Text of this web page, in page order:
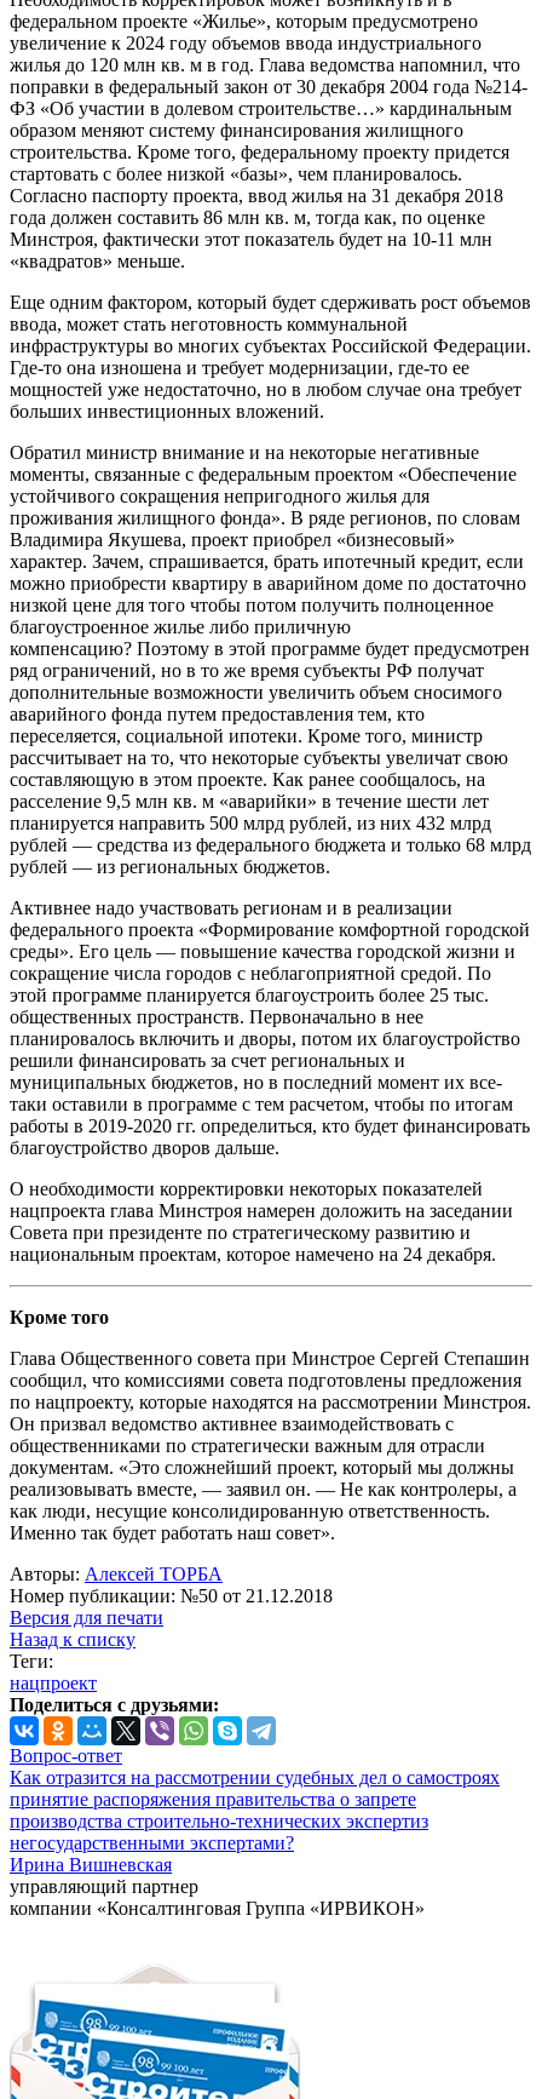
федеральном проекте «Жилье», которым предусмотрено
увеличение к 2024 году объемов ввода индустриального
жилья до 120 млн кв. м в год. Глава ведомства напомнил, что
поправки в федеральный закон от 30 декабря 2004 года №214-
ФЗ «Об участии в долевом строительстве…» кардинальным
образом меняют систему финансирования жилищного
строительства. Кроме того, федеральному проекту придется
стартовать с более низкой «базы», чем планировалось.
Согласно паспорту проекта, ввод жилья на 31 декабря 2018
года должен составить 86 млн кв. м, тогда как, по оценке
Минстроя, фактически этот показатель будет на 10-11 млн
«квадратов» меньше.
Еще одним фактором, который будет сдерживать рост объемов
ввода, может стать неготовность коммунальной
инфраструктуры во многих субъектах Российской Федерации.
Где-то она изношена и требует модернизации, где-то ее
мощностей уже недостаточно, но в любом случае она требует
больших инвестиционных вложений.
Обратил министр внимание и на некоторые негативные
моменты, связанные с федеральным проектом «Обеспечение
устойчивого сокращения непригодного жилья для
проживания жилищного фонда». В ряде регионов, по словам
Владимира Якушева, проект приобрел «бизнесовый»
характер. Зачем, спрашивается, брать ипотечный кредит, если
можно приобрести квартиру в аварийном доме по достаточно
низкой цене для того чтобы потом получить полноценное
благоустроенное жилье либо приличную
компенсацию? Поэтому в этой программе будет предусмотрен
ряд ограничений, но в то же время субъекты РФ получат
дополнительные возможности увеличить объем сносимого
аварийного фонда путем предоставления тем, кто
переселяется, социальной ипотеки. Кроме того, министр
рассчитывает на то, что некоторые субъекты увеличат свою
составляющую в этом проекте. Как ранее сообщалось, на
расселение 9,5 млн кв. м «аварийки» в течение шести лет
планируется направить 500 млрд рублей, из них 432 млрд
рублей — средства из федерального бюджета и только 68 млрд
рублей — из региональных бюджетов.
Активнее надо участвовать регионам и в реализации
федерального проекта «Формирование комфортной городской
среды». Его цель — повышение качества городской жизни и
сокращение числа городов с неблагоприятной средой. По
этой программе планируется благоустроить более 25 тыс.
общественных пространств. Первоначально в нее
планировалось включить и дворы, потом их благоустройство
решили финансировать за счет региональных и
муниципальных бюджетов, но в последний момент их все-
таки оставили в программе с тем расчетом, чтобы по итогам
работы в 2019-2020 гг. определиться, кто будет финансировать
благоустройство дворов дальше.
О необходимости корректировки некоторых показателей
нацпроекта глава Минстроя намерен доложить на заседании
Совета при президенте по стратегическому развитию и
национальным проектам, которое намечено на 24 декабря.
Кроме того
Глава Общественного совета при Минстрое Сергей Степашин
сообщил, что комиссиями совета подготовлены предложения
по нацпроекту, которые находятся на рассмотрении Минстроя.
Он призвал ведомство активнее взаимодействовать с
общественниками по стратегически важным для отрасли
документам. «Это сложнейший проект, который мы должны
реализовывать вместе, — заявил он. — Не как контролеры, а
как люди, несущие консолидированную ответственность.
Именно так будет работать наш совет».
Авторы: Алексей ТОРБА
Номер публикации: №50 от 21.12.2018
Версия для печати
Назад к списку
Теги:
нацпроект
Поделиться с друзьями:
Вопрос-ответ
Как отразится на рассмотрении судебных дел о самостроях
принятие распоряжения правительства о запрете
производства строительно-технических экспертиз
негосударственными экспертами?
Ирина Вишневская
управляющий партнер
компании «Консалтинговая Группа «ИРВИКОН»